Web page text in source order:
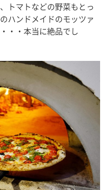
トマトなどの野菜もとっ
ハンドメイドのモッツァ
・・本当に絶品でし